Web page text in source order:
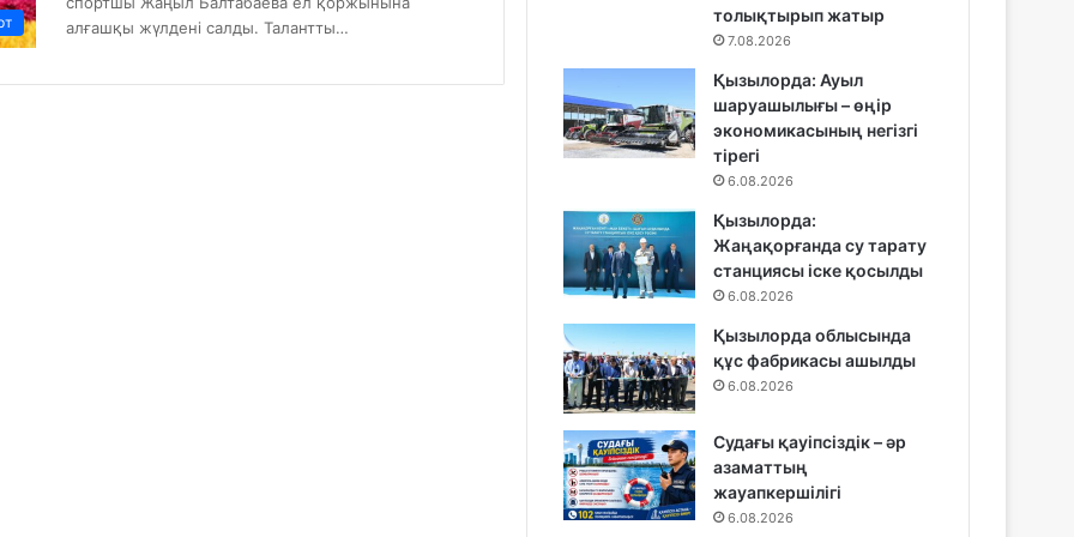
алғашқы жүлдені салды. Талантты…
толықтырып жатыр
7.08.2026
Қызылорда: Ауыл
шаруашылығы – өңір
экономикасының негізгі
тірегі
6.08.2026
Қызылорда:
Жаңақорғанда су тарату
станциясы іске қосылды
6.08.2026
Қызылорда облысында
құс фабрикасы ашылды
6.08.2026
Судағы қауіпсіздік – әр
азаматтың
жауапкершілігі
6.08.2026